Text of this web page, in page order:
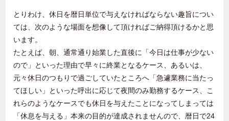
とりわけ、休日を暦日単位で与えなければならない趣旨につい
ては、次のような場面を想像して頂ければご納得頂けるかと思
います。
たとえば、朝、通常通り始業した直後に「今日は仕事が少ない
ので」といった理由で早々に終業となるケース、あるいは、
元々休日のつもりで過ごしていたところへ「急遽業務に当たっ
てほしい」といった呼出に応じて夜間のみ勤務するケース、こ
れらのようなケースでも休日を与えたことになってしまっては
「休息を与える」本来の目的が達成されませんので、暦日で24